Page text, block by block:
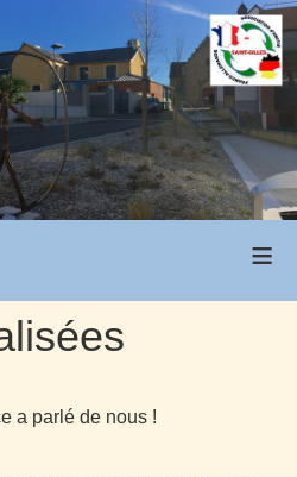
≡
a parlé de nous !